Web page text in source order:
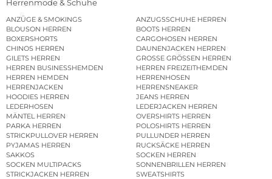
Herrenmode & Schuhe
ANZÜGE & SMOKINGS
ANZUGSSCHUHE HERREN
BLOUSON HERREN
BOOTS HERREN
BOXERSHORTS
CARGOHOSEN HERREN
CHINOS HERREN
DAUNENJACKEN HERREN
GILETS HERREN
GROSSE GRÖSSEN HERREN
HERREN BUSINESSHEMDEN
HERREN FREIZEITHEMDEN
HERREN HEMDEN
HERRENHOSEN
HERRENJACKEN
HERRENSNEAKER
HOODIES HERREN
JEANS HERREN
LEDERHOSEN
LEDERJACKEN HERREN
MÄNTEL HERREN
OVERSHIRTS HERREN
PARKA HERREN
POLOSHIRTS HERREN
STRICKPULLOVER HERREN
PULLUNDER HERREN
PYJAMAS HERREN
RUCKSÄCKE HERREN
SAKKOS
SOCKEN HERREN
SOCKEN MULTIPACKS
SONNENBRILLEN HERREN
STRICKJACKEN HERREN
SWEATSHIRTS